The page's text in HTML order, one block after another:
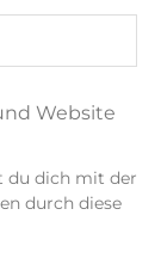
Website
du dich mit der
durch diese